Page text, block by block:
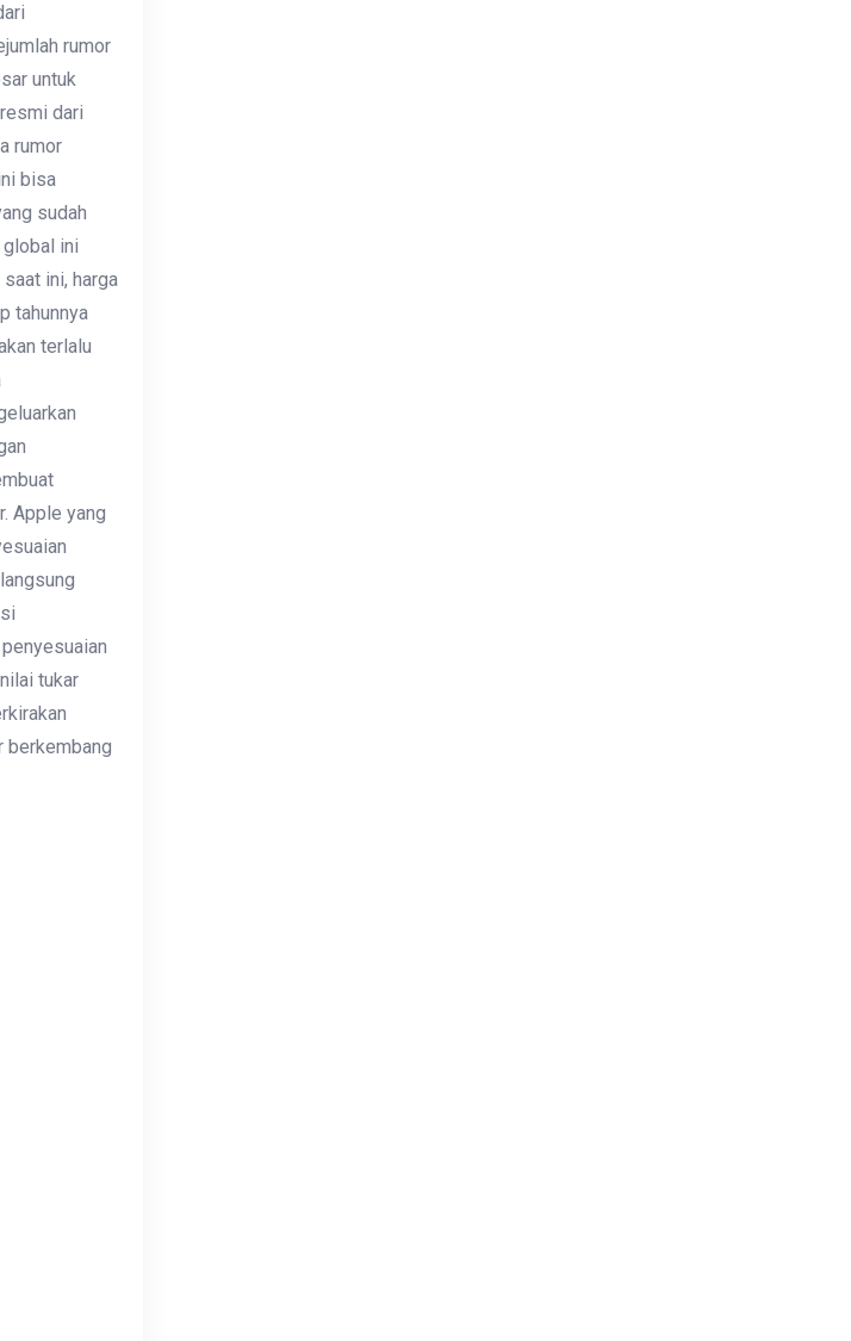
rumor
untuk
dari
rumor
bisa
sudah
global ini
ini, harga
tahunnya
terlalu
Apple yang
tukar
berkembang